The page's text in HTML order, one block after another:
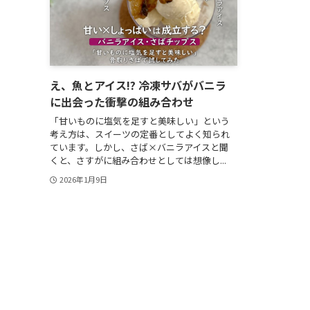
え、魚とアイス!? 冷凍サバがバニラ
に出会った衝撃の組み合わせ
「甘いものに塩気を足すと美味しい」という
考え方は、スイーツの定番としてよく知られ
ています。しかし、さば×バニラアイスと聞
くと、さすがに組み合わせとしては想像し...
2026年1月9日